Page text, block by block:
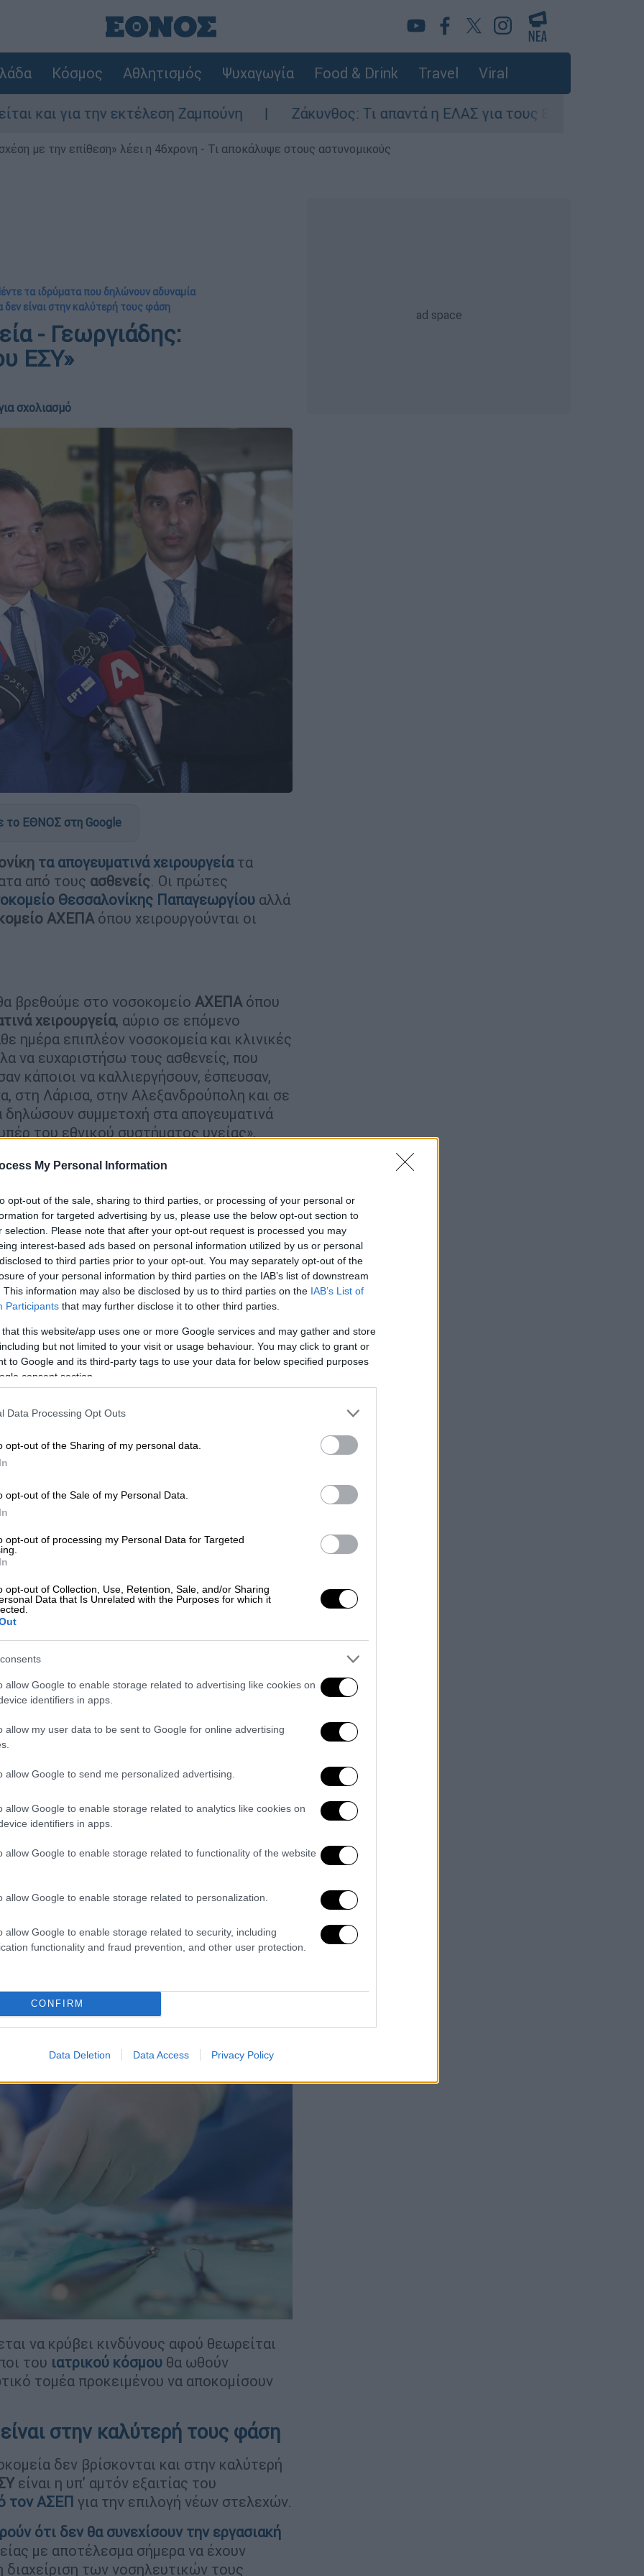
My Personal Information
opt-out of the sale, sharing to third parties, or processing of your personal or
for targeted advertising by us, please use the below opt-out section to
selection. Please note that after your opt-out request is processed you may
interest-based ads based on personal information utilized by us or personal
to third parties prior to your opt-out. You may separately opt-out of the
of your personal information by third parties on the IAB’s list of downstream
This information may also be disclosed by us to third parties on the IAB’s List of
Participants that may further disclose it to other third parties.
that this website/app uses one or more Google services and may gather and store
but not limited to your visit or usage behaviour. You may click to grant or
to Google and its third-party tags to use your data for below specified purposes
consent section.
Data Processing Opt Outs
opt-out of the Sharing of my personal data.
opt-out of the Sale of my Personal Data.
opt-out of processing my Personal Data for Targeted
opt-out of Collection, Use, Retention, Sale, and/or Sharing
Data that Is Unrelated with the Purposes for which it
allow Google to enable storage related to advertising like cookies on
identifiers in apps.
allow my user data to be sent to Google for online advertising
allow Google to send me personalized advertising.
allow Google to enable storage related to analytics like cookies on
identifiers in apps.
allow Google to enable storage related to functionality of the website
allow Google to enable storage related to personalization.
allow Google to enable storage related to security, including
functionality and fraud prevention, and other user protection.
CONFIRM
Data Deletion Data Access Privacy Policy
Κόσμος Αθλητισμός Ψυχαγωγία Food & Drink Travel Viral
εκτέλεση Ζαμπούνη Ζάκυνθος: Τι απαντά η ΕΛΑΣ για τους 8 βιασμούς τουριστριών -
με την επίθεση» λέει η 46χρονη - Τι αποκάλυψε στους αστυνομικούς
τα ιδρύματα που δηλώνουν αδυναμία
δεν είναι στην καλύτερή τους φάση
- Γεωργιάδης:
ΕΣΥ»
σχολιασμό
το ΕΘΝΟΣ στη Google
τα απογευματινά χειρουργεία τα
από τους ασθενείς. Οι πρώτες
Θεσσαλονίκης Παπαγεωργίου αλλά
ΑΧΕΠΑ όπου χειρουργούνται οι
βρεθούμε στο νοσοκομείο ΑΧΕΠΑ όπου
χειρουργεία, αύριο σε επόμενο
ημέρα επιπλέον νοσοκομεία και κλινικές
να ευχαριστήσω τους ασθενείς, που
κάποιοι να καλλιεργήσουν, έσπευσαν,
στη Λάρισα, στην Αλεξανδρούπολη και σε
συμμετοχή στα απογευματινά
του εθνικού συστήματος υγείας»,
αδυναμία
τα συνολικά 125νοσοκομεία που
120
θέλουν να συμμετάσχουν στην
ιδρύματα δήλωσαν αδυναμία
προγραμματιστεί στα νοσοκομεία
και στηνΑθήναστονΕυαγγελισμό αλλά
Άδωνι
συνδικαλιστικούς φορείς οι οποίοι
τα απογευματινά χειρουργεία.
ότι θα δοθείβαρύτητατο απόγευμαόπου
τα πρωινά δωρεάν
νοσοκομεία.
σε μία περίοδο που το τοπίο στο
το τι θα επακολουθήσει, καθώς άμεσαθα
του δημοσίου να εργάζονται στον
να κρύβει κινδύνους αφού θεωρείται
του ιατρικού κόσμου θα ωθούν
τομέα προκειμένου να αποκομίσουν
στην καλύτερή τους φάση
δεν βρίσκονται και στην καλύτερή
είναι η υπ’ αμτόν εξαιτίας του
τονΑΣΕΠ για την επιλογή νέων στελεχών.
ότι δεν θα συνεχίσουν την εργασιακή
με αποτέλεσμα σήμερα να έχουν
διαχείριση των νοσηλευτικών τους